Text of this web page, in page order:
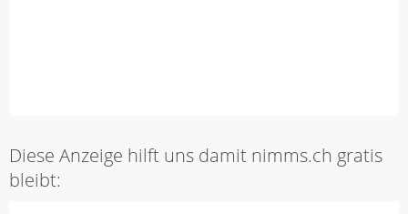
Diese Anzeige hilft uns damit nimms.ch gratis
bleibt: